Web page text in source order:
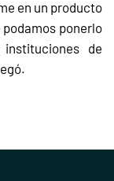
en un producto
ponerlo
de